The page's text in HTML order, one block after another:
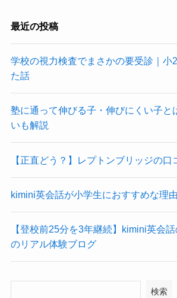
最近の投稿
学校の視力検査でまさかの要受診｜小
た話
塾に通って伸びる子・伸びにくい子と
いも解説
【正直どう？】レプトンブリッジの口
kimini英会話が小学生におすすめな理由
【登校前25分を3年継続】kimini英会
のリアル体験ブログ
検索